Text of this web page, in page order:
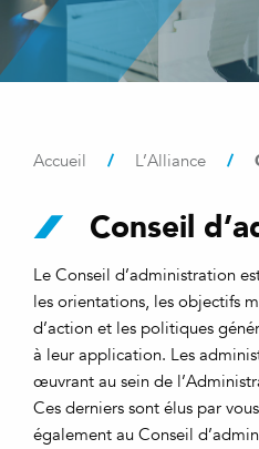
Accueil / L’Alliance /
Conseil
Le Conseil d’administration
les orientations, les objectifs
d’action et les politiques
à leur application. Les
œuvrant au sein de
Ces derniers sont élus par
également au Conseil